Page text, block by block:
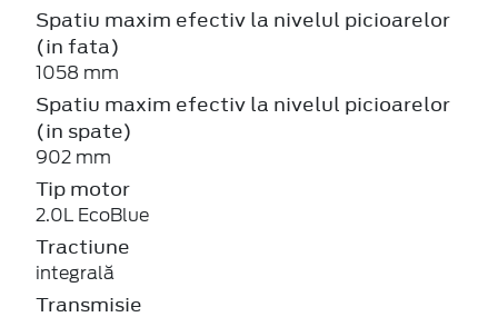
Spatiu maxim efectiv la nivelul picioarelor
(in fata)
1058 mm
Spatiu maxim efectiv la nivelul picioarelor
(in spate)
902 mm
Tip motor
2.0L EcoBlue
Tractiune
integrală
Transmisie